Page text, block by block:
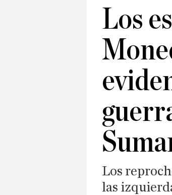
Los
Los
las